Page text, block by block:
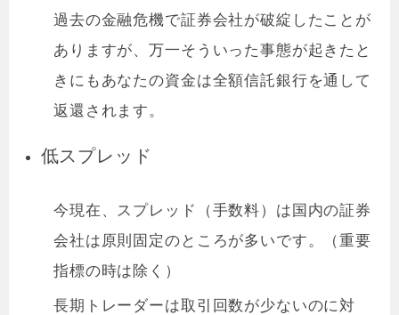
過去の金融危機で証券会社が破綻したことが
ありますが、万一そういった事態が起きたと
きにもあなたの資金は全額信託銀行を通して
返還されます。
低スプレッド
今現在、スプレッド（手数料）は国内の証券
会社は原則固定のところが多いです。（重要
指標の時は除く）
長期トレーダーは取引回数が少ないのに対